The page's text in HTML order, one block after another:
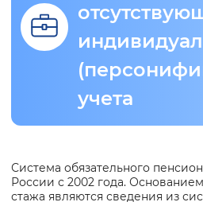
Интервал
Нормальный
Монохромный
учета
Основная
информация
Система обязательного
России с 2002 года.
стажа являются сведения из